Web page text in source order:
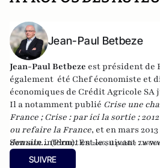
Jean-Paul Betbeze
Jean-Paul Betbeze est président de
également été Chef économiste et
économiques de Crédit Agricole SA
Il a notamment publié Crise une
France ; Crise : par ici la sortie ;
ou refaire la France, et en mars 2013
demain...(Plon). En2016, il publie La
éditions Economica
et en 2017 "La
Son site internet est le suivant :
SUIVRE